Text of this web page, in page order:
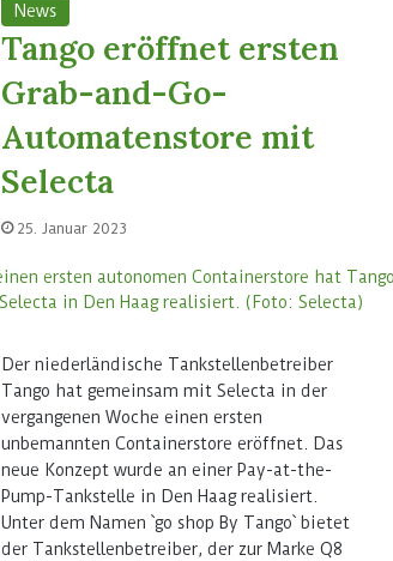
News
Tango eröffnet ersten
Grab-and-Go-
Automatenstore mit
Selecta
25. Januar 2023
Der niederländische Tankstellenbetreiber
Tango hat gemeinsam mit Selecta in der
vergangenen Woche einen ersten
unbemannten Containerstore eröffnet. Das
neue Konzept wurde an einer Pay-at-the-
Pump-Tankstelle in Den Haag realisiert.
Unter dem Namen `go shop By Tango` bietet
der Tankstellenbetreiber, der zur Marke Q8